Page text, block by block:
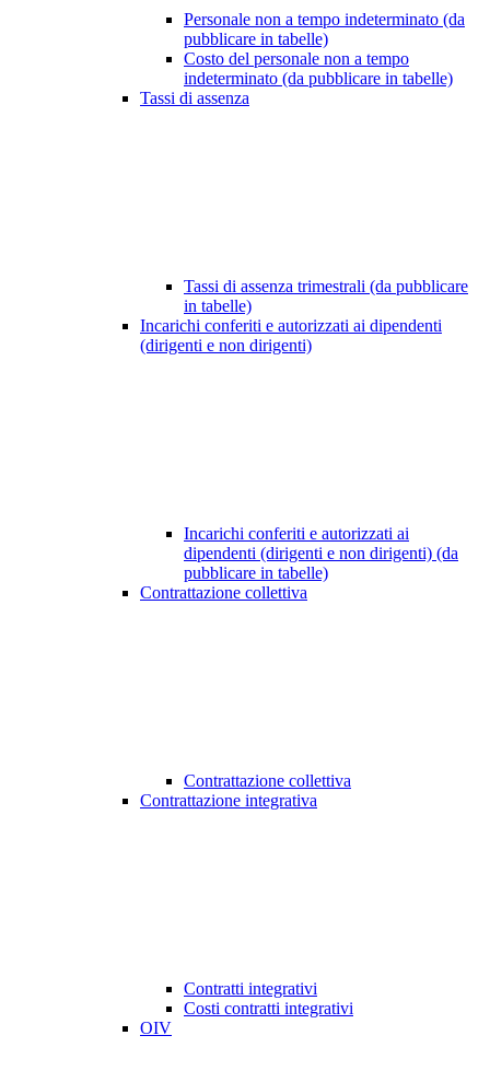
Personale non a tempo indeterminato (da
pubblicare in tabelle)
Costo del personale non a tempo
indeterminato (da pubblicare in tabelle)
Tassi di assenza
Tassi di assenza trimestrali (da pubblicare
in tabelle)
Incarichi conferiti e autorizzati ai dipendenti
(dirigenti e non dirigenti)
Incarichi conferiti e autorizzati ai
dipendenti (dirigenti e non dirigenti) (da
pubblicare in tabelle)
Contrattazione collettiva
Contrattazione collettiva
Contrattazione integrativa
Contratti integrativi
Costi contratti integrativi
OIV